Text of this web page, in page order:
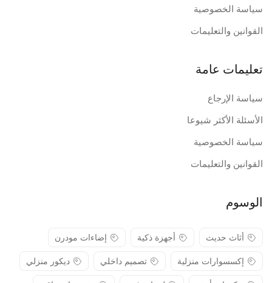
سياسة الخصوصية
القوانين والتعليمات
تعليمات عامة
سياسة الإرجاع
الأسئلة الأكثر شيوعا
سياسة الخصوصية
القوانين والتعليمات
الوسوم
أثاث حديث أجهزة ذكية
إضاءات مودرن
إكسسوارات منزلية
تصميم داخلي
ديكور منزلي